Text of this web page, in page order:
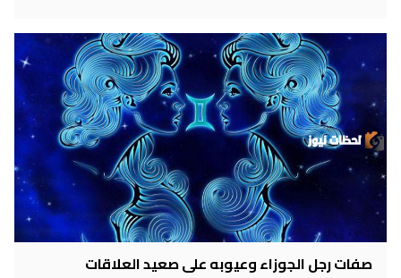
صفات رجل الجوزاء وعيوبه على صعيد العلاقات